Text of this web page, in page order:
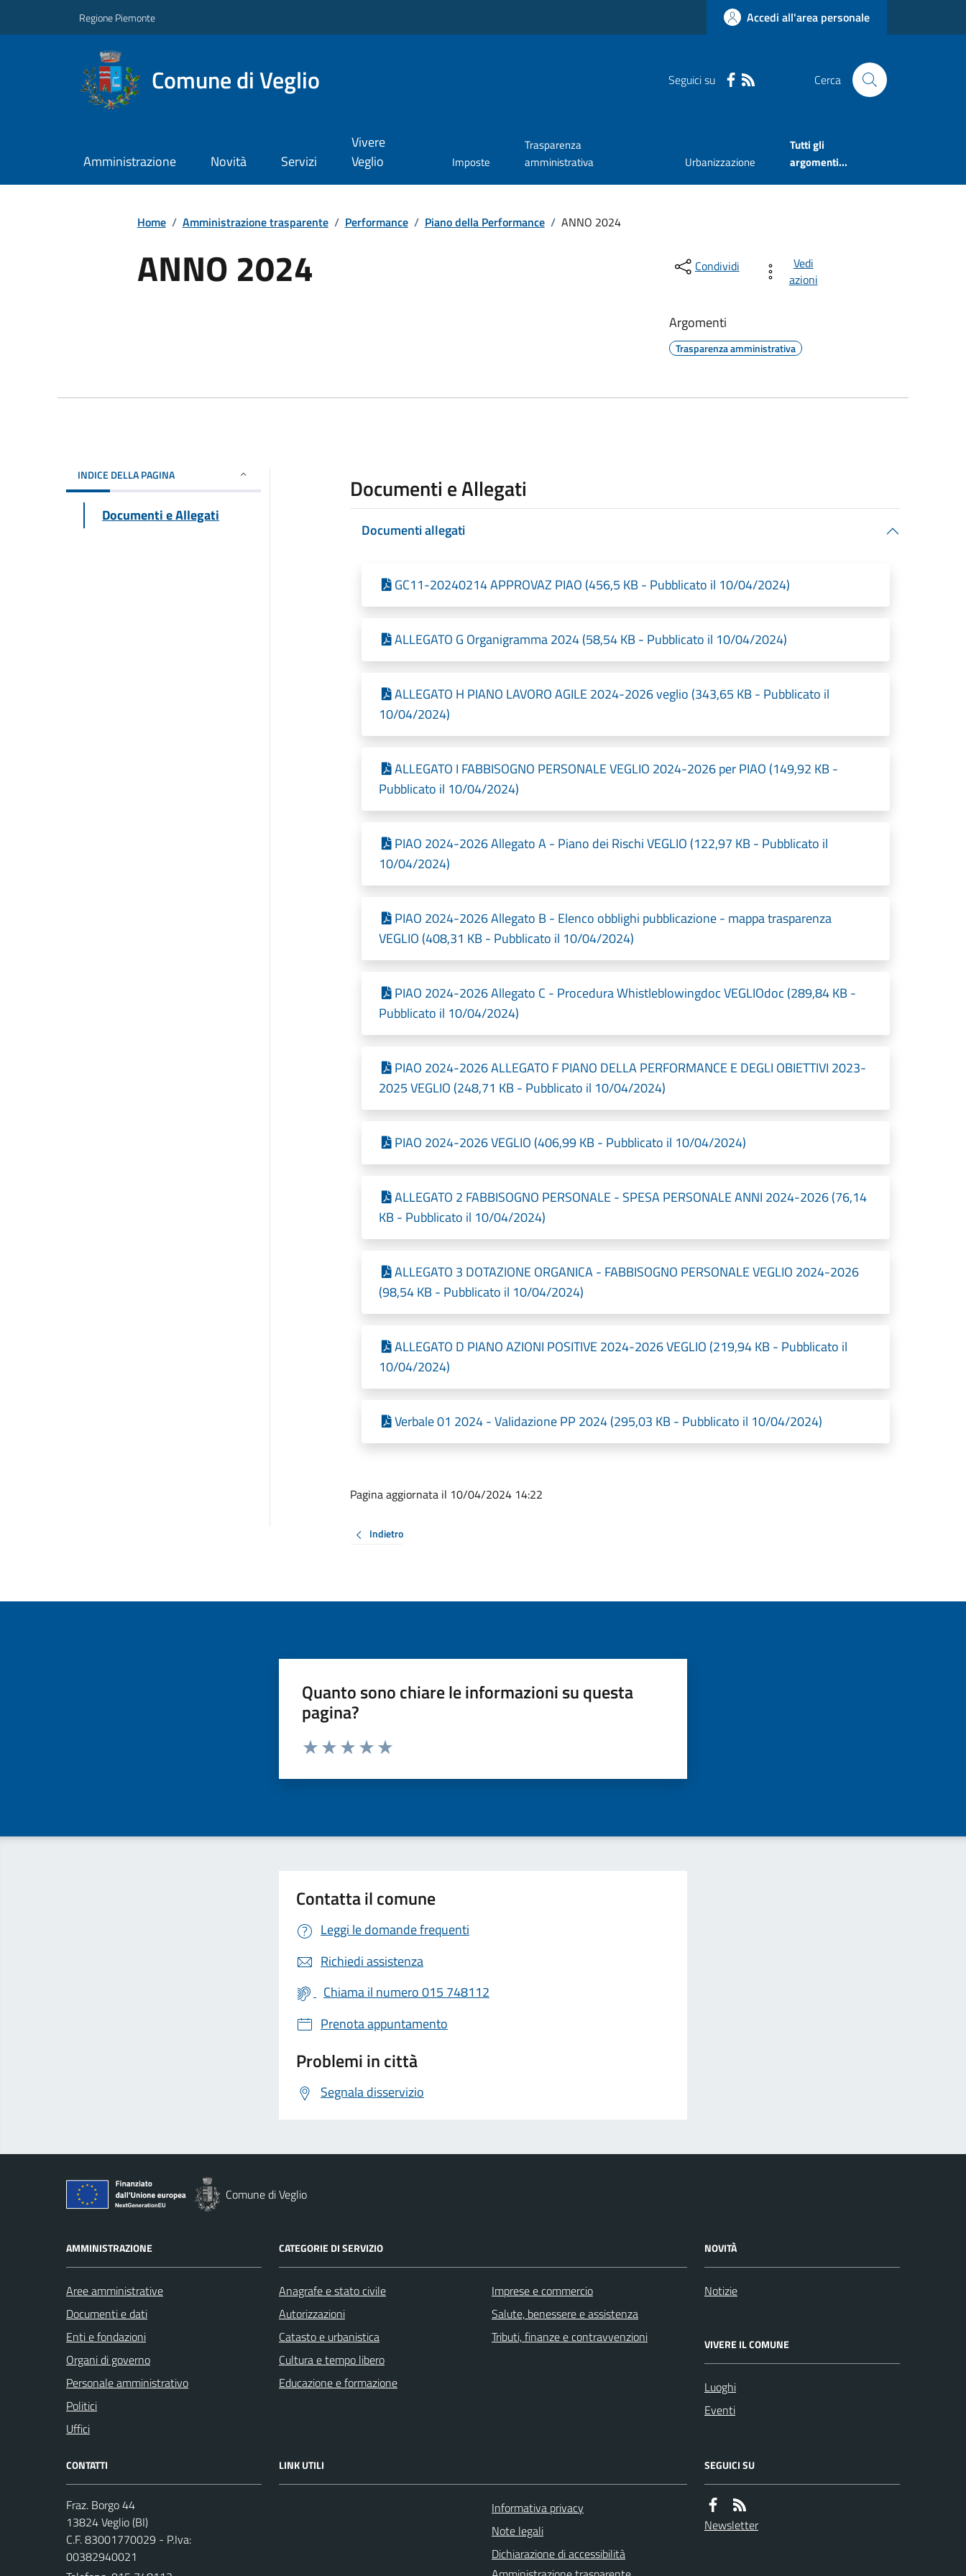
Regione Piemonte Accedi all'area personale
Comune di Veglio Seguici su Cerca
Amministrazione Novità Servizi
Vivere
Veglio
Imposte
Trasparenza
amministrativa
Urbanizzazione
Tutti gli
argomenti...
Home / Amministrazione trasparente / Performance / Piano della Performance / ANNO 2024
ANNO 2024 Condividi
Vedi
azioni
Argomenti
Trasparenza amministrativa
INDICE DELLA PAGINA
Documenti e Allegati
Documenti e Allegati
Documenti allegati
GC11-20240214 APPROVAZ PIAO (456,5 KB - Pubblicato il 10/04/2024)
ALLEGATO G Organigramma 2024 (58,54 KB - Pubblicato il 10/04/2024)
ALLEGATO H PIANO LAVORO AGILE 2024-2026 veglio (343,65 KB - Pubblicato il
10/04/2024)
ALLEGATO I FABBISOGNO PERSONALE VEGLIO 2024-2026 per PIAO (149,92 KB -
Pubblicato il 10/04/2024)
PIAO 2024-2026 Allegato A - Piano dei Rischi VEGLIO (122,97 KB - Pubblicato il
10/04/2024)
PIAO 2024-2026 Allegato B - Elenco obblighi pubblicazione - mappa trasparenza
VEGLIO (408,31 KB - Pubblicato il 10/04/2024)
PIAO 2024-2026 Allegato C - Procedura Whistleblowingdoc VEGLIOdoc (289,84 KB -
Pubblicato il 10/04/2024)
PIAO 2024-2026 ALLEGATO F PIANO DELLA PERFORMANCE E DEGLI OBIETTIVI 2023-
2025 VEGLIO (248,71 KB - Pubblicato il 10/04/2024)
PIAO 2024-2026 VEGLIO (406,99 KB - Pubblicato il 10/04/2024)
ALLEGATO 2 FABBISOGNO PERSONALE - SPESA PERSONALE ANNI 2024-2026 (76,14
KB - Pubblicato il 10/04/2024)
ALLEGATO 3 DOTAZIONE ORGANICA - FABBISOGNO PERSONALE VEGLIO 2024-2026
(98,54 KB - Pubblicato il 10/04/2024)
ALLEGATO D PIANO AZIONI POSITIVE 2024-2026 VEGLIO (219,94 KB - Pubblicato il
10/04/2024)
Verbale 01 2024 - Validazione PP 2024 (295,03 KB - Pubblicato il 10/04/2024)
Pagina aggiornata il 10/04/2024 14:22
Indietro
Quanto sono chiare le informazioni su questa
pagina?
Valuta da 1 a 5 stelle la pagina
Contatta il comune
Leggi le domande frequenti
Richiedi assistenza
Chiama il numero 015 748112
Prenota appuntamento
Problemi in città
Segnala disservizio
Comune di Veglio
AMMINISTRAZIONE
Aree amministrative
Documenti e dati
Enti e fondazioni
Organi di governo
Personale amministrativo
Politici
Uffici
CATEGORIE DI SERVIZIO
Anagrafe e stato civile
Autorizzazioni
Catasto e urbanistica
Cultura e tempo libero
Educazione e formazione
Imprese e commercio
Salute, benessere e assistenza
Tributi, finanze e contravvenzioni
NOVITÀ
Notizie
VIVERE IL COMUNE
Luoghi
Eventi
CONTATTI
Fraz. Borgo 44
13824 Veglio (BI)
C.F. 83001770029 - P.Iva:
00382940021
LINK UTILI
Informativa privacy
Note legali
Dichiarazione di accessibilità
SEGUICI SU
Newsletter